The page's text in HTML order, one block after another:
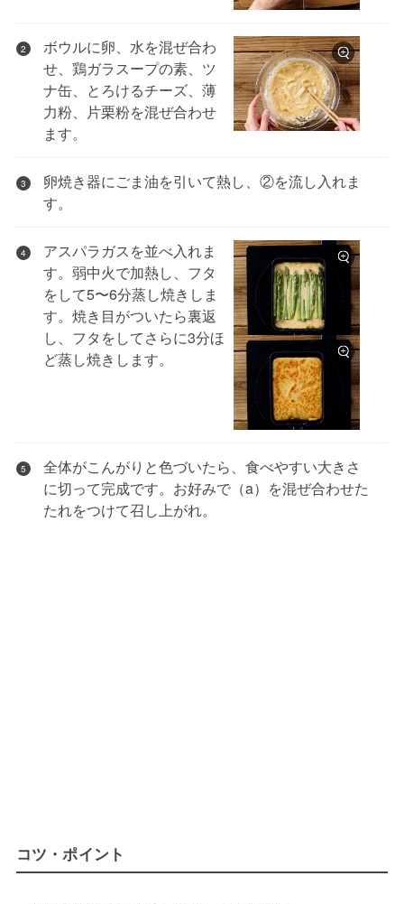
2
ボウルに卵、水を混ぜ合わ
せ、鶏ガラスープの素、ツ
ナ缶、とろけるチーズ、薄
力粉、片栗粉を混ぜ合わせ
ます。
3
卵焼き器にごま油を引いて熱し、②を流し入れま
す。
4
アスパラガスを並べ入れま
す。弱中火で加熱し、フタ
をして5〜6分蒸し焼きしま
す。焼き目がついたら裏返
し、フタをしてさらに3分ほ
ど蒸し焼きします。
5
全体がこんがりと色づいたら、食べやすい大きさ
に切って完成です。お好みで（a）を混ぜ合わせた
たれをつけて召し上がれ。
コツ・ポイント